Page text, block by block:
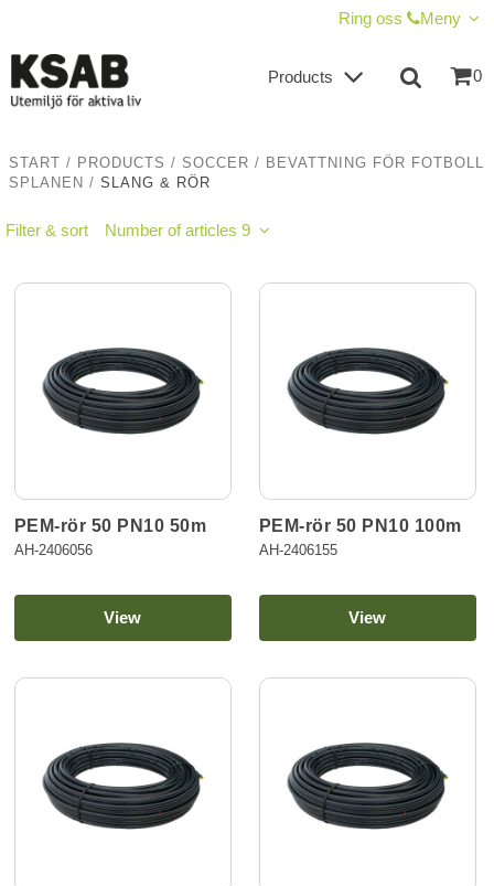
Ring oss Meny
0
Products
START / PRODUCTS / SOCCER / BEVATTNING FÖR FOTBOLL
SPLANEN / SLANG & RÖR
Filter & sort Number of articles 9
PEM-rör 50 PN10 50m
AH-2406056
View
PEM-rör 50 PN10 100m
AH-2406155
View
CHECKOUT